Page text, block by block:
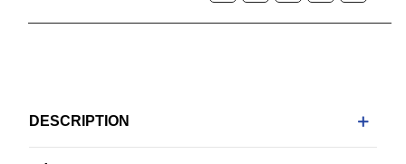
DESCRIPTION